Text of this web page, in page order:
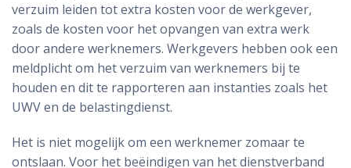
verzuim leiden tot extra kosten voor de werkgever,
zoals de kosten voor het opvangen van extra werk
door andere werknemers. Werkgevers hebben ook een
meldplicht om het verzuim van werknemers bij te
houden en dit te rapporteren aan instanties zoals het
UWV en de belastingdienst.
Het is niet mogelijk om een werknemer zomaar te
ontslaan. Voor het beëindigen van het dienstverband